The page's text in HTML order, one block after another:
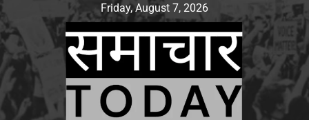
Skip
to
content
Friday, August 7, 2026